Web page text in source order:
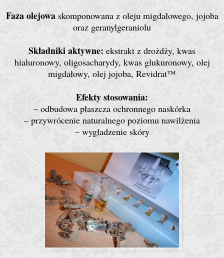
Faza olejowaskomponowana z oleju migdałowego, jojoba
oraz geranylgeraniolu
Składniki aktywne: ekstrakt z drożdży, kwas
hialuronowy, oligosacharydy, kwas glukuronowy, olej
migdałowy, olej jojoba, Revidrat™
Efekty stosowania:
– odbudowa płaszcza ochronnego naskórka
– przywrócenie naturalnego poziomu nawilżenia
– wygładzenie skóry